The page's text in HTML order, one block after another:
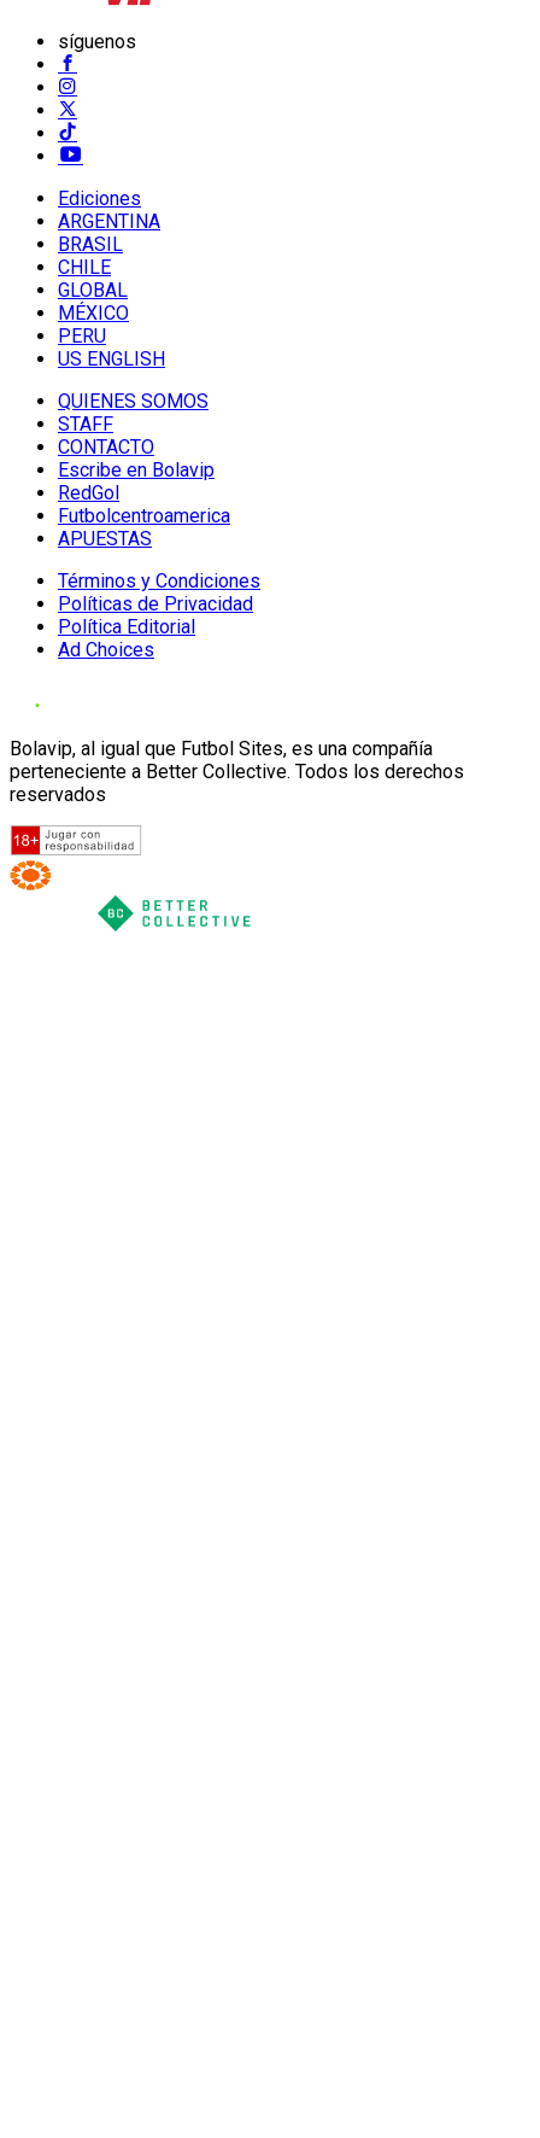
síguenos
Ediciones
ARGENTINA
BRASIL
CHILE
GLOBAL
MÉXICO
PERU
US ENGLISH
QUIENES SOMOS
STAFF
CONTACTO
Escribe en Bolavip
RedGol
Futbolcentroamerica
APUESTAS
Términos y Condiciones
Políticas de Privacidad
Política Editorial
Ad Choices
Bolavip, al igual que Futbol Sites, es una compañía
perteneciente a Better Collective. Todos los derechos
reservados